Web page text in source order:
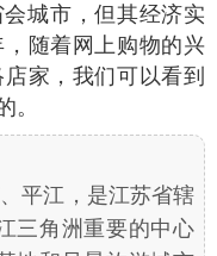
城市，但其经济实
随着网上购物的兴
家，我们可以看到
。
平江，是江苏省辖
三角洲重要的中心